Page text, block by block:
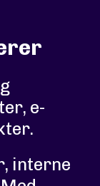
e-
interne